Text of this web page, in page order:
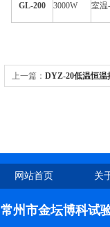
GL-200 3000W 室温
上一篇： DYZ-20低温恒温
网站首页 关
联系我们
常州市金坛博科试